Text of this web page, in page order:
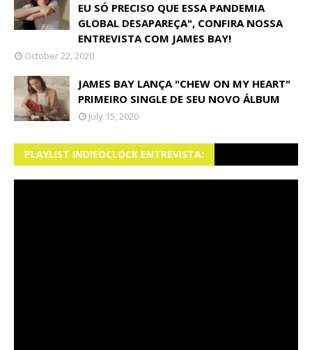
EU SÓ PRECISO QUE ESSA PANDEMIA
GLOBAL DESAPAREÇA", CONFIRA NOSSA
ENTREVISTA COM JAMES BAY!
October 22, 2020
JAMES BAY LANÇA "CHEW ON MY HEART"
PRIMEIRO SINGLE DE SEU NOVO ÁLBUM
July 15, 2020
PLAYLIST INDIEOCLOCK ENTREVISTA: